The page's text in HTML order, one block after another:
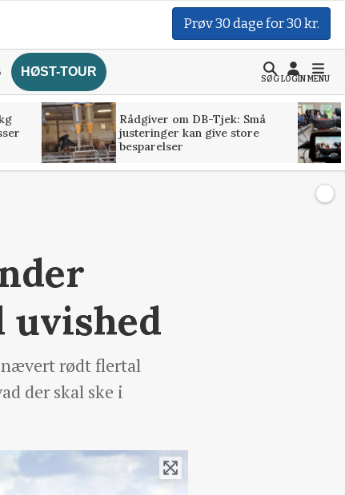
Prøv 30 dage for 30 kr.
HØST-TOUR
SØGLOGINMENU
Rådgiver om DB-Tjek: Små
justeringer kan give store
besparelser
uvished
rødt flertal
der skal ske i